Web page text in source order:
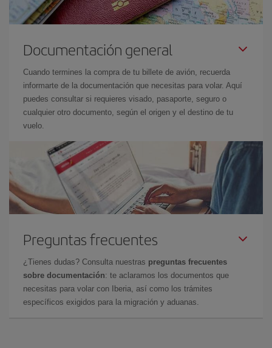
Documentación general
Cuando termines la compra de tu billete de avión, recuerda
informarte de la documentación que necesitas para volar. Aquí
puedes consultar si requieres visado, pasaporte, seguro o
cualquier otro documento, según el origen y el destino de tu
vuelo.
Preguntas frecuentes
¿Tienes dudas? Consulta nuestras preguntas frecuentes
sobre documentación: te aclaramos los documentos que
necesitas para volar con Iberia, así como los trámites
específicos exigidos para la migración y aduanas.